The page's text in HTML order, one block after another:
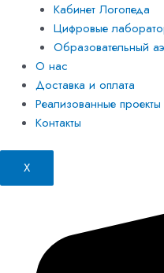
Кабинет Логопеда
Цифровые
Образовательный
О нас
Доставка и оплата
Реализованные проекты
Контакты
X